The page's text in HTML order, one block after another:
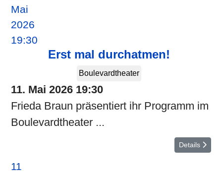
Mai
2026
19:30
Erst mal durchatmen!
Boulevardtheater
11. Mai 2026 19:30
Frieda Braun präsentiert ihr Programm im
Boulevardtheater ...
Details
11